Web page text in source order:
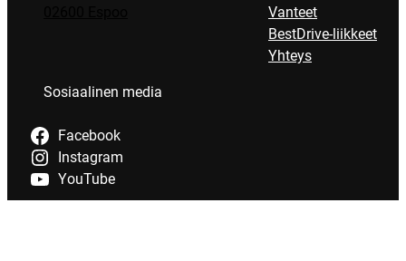
Vanteet
BestDrive-liikkeet
Yhteys
Sosiaalinen media
Facebook
Instagram
YouTube